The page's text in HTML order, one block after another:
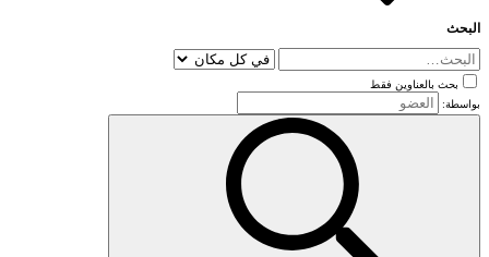
البحث
بحث بالعناوين فقط
بواسطة: